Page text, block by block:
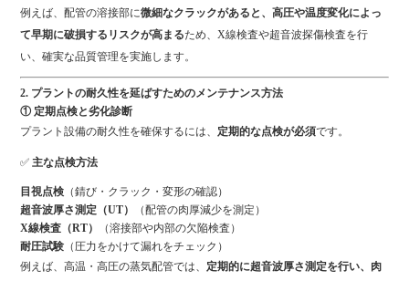
例えば、配管の溶接部に微細なクラックがあると、高圧や温度変化によっ
て早期に破損するリスクが高まるため、X線検査や超音波探傷検査を行
い、確実な品質管理を実施します。
2. プラントの耐久性を延ばすためのメンテナンス方法
① 定期点検と劣化診断
プラント設備の耐久性を確保するには、 定期的な点検が必須です。
✅主な点検方法
目視点検 （錆び・クラック・変形の確認）
超音波厚さ測定（UT）
（配管の肉厚減少を測定）
X線検査（RT）
（溶接部や内部の欠陥検査）
耐圧試験 （圧力をかけて漏れをチェック）
例えば、高温・高圧の蒸気配管では、 定期的に超音波厚さ測定を行い、肉